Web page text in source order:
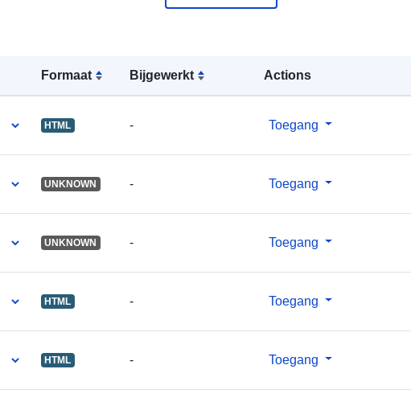
Formaat Bijgewerkt Actions
HTML - Toegang
UNKNOWN - Toegang
UNKNOWN - Toegang
HTML - Toegang
HTML - Toegang
Contactpunt:
h
Toegevoegd aan
October 2025
Bijgewerkt op
Identificatoren:
uriRef:
http://
066465-
Opbouwfrequenti
annual
Bestreken
01 January 2011